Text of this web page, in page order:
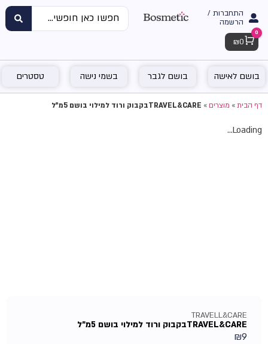
התחברות /
הרשמה
Cart
0
₪ 0
בושם לאישה בושם לגבר בשמי נישה טסטרים
דף הבית»מוצרים»TRAVEL&CAREבקבוק ורוד למילוי בושם 5מ"ל
Loading...
TRAVELL&CARE
TRAVEL&CAREבקבוק ורוד למילוי בושם 5מ"ל
₪